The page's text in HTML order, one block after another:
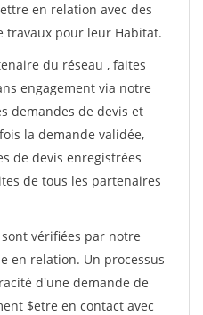
en relation avec des
travaux pour leur Habitat.
du réseau , faites
engagement via notre
demandes de devis et
la demande validée,
de devis enregistrées
de tous les partenaires
vérifiées par notre
en relation. Un processus
d'une demande de
$etre en contact avec